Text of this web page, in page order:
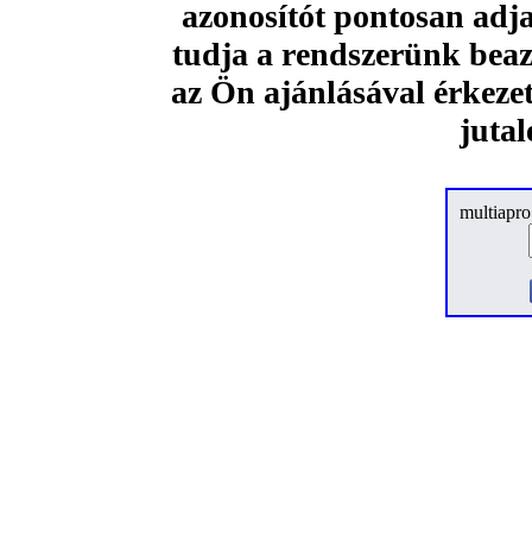
azonosítót pontosan
tudja a rendszerünk
az Ön ajánlásával